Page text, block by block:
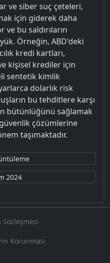
ve siber suç çeteleri,
için giderek daha
ve bu saldırıların
Örneğin, ABD'deki
kredi kartları,
kişisel krediler için
sentetik kimlik
dolarlık risk
bu tehditlere karşı
bütünlüğünü sağlamak
çözümlerine
taşımaktadır.
2024
Sözleşmesi
Korunması